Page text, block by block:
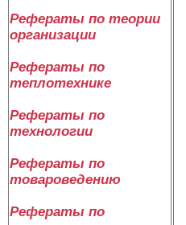
Рефераты по теории
организации
Рефераты по
теплотехнике
Рефераты по
технологии
Рефераты по
товароведению
Рефераты по